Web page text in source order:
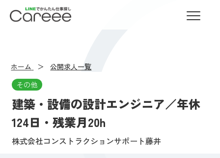
LINEでかんたん仕事探し Careee
ホーム
公開求人一覧
その他
建築・設備の設計エンジニア／年休
124日・残業月20h
株式会社コンストラクションサポート藤井